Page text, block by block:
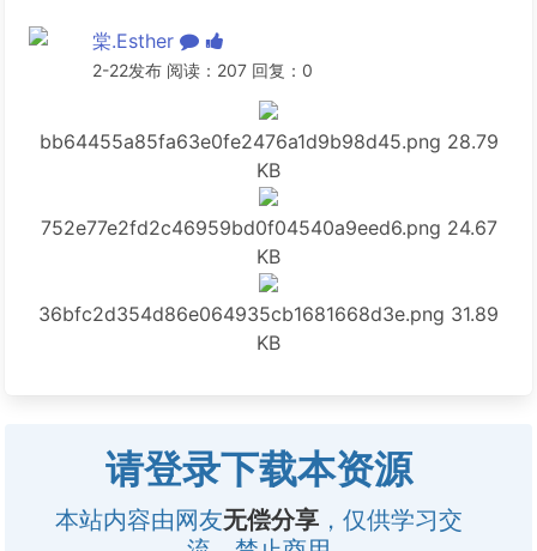
棠.Esther
2-22发布 阅读：207 回复：0
bb64455a85fa63e0fe2476a1d9b98d45.png 28.79
KB
752e77e2fd2c46959bd0f04540a9eed6.png 24.67
KB
36bfc2d354d86e064935cb1681668d3e.png 31.89
KB
请登录下载本资源
本站内容由网友无偿分享 ，仅供学习交